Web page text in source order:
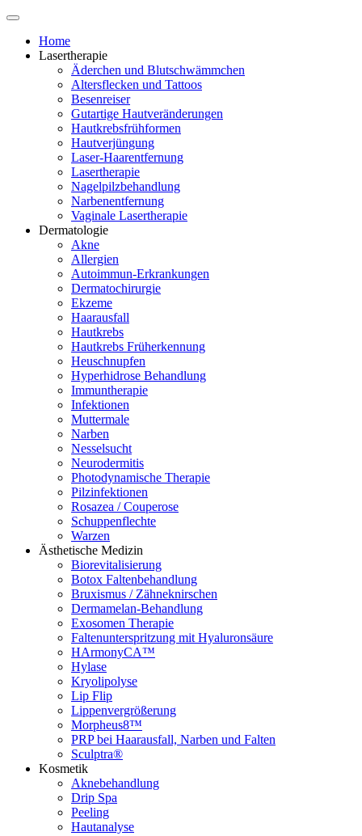
Home
Lasertherapie
Äderchen und Blutschwämmchen
Altersflecken und Tattoos
Besenreiser
Gutartige Hautveränderungen
Hautkrebsfrühformen
Hautverjüngung
Laser-Haarentfernung
Lasertherapie
Nagelpilzbehandlung
Narbenentfernung
Vaginale Lasertherapie
Dermatologie
Akne
Allergien
Autoimmun-Erkrankungen
Dermatochirurgie
Ekzeme
Haarausfall
Hautkrebs
Hautkrebs Früherkennung
Heuschnupfen
Hyperhidrose Behandlung
Immuntherapie
Infektionen
Muttermale
Narben
Nesselsucht
Neurodermitis
Photodynamische Therapie
Pilzinfektionen
Rosazea / Couperose
Schuppenflechte
Warzen
Ästhetische Medizin
Biorevitalisierung
Botox Faltenbehandlung
Bruxismus / Zähneknirschen
Dermamelan-Behandlung
Exosomen Therapie
Faltenunterspritzung mit Hyaluronsäure
HArmonyCA™
Hylase
Kryolipolyse
Lip Flip
Lippenvergrößerung
Morpheus8™
PRP bei Haarausfall, Narben und Falten
Sculptra®
Kosmetik
Aknebehandlung
Drip Spa
Peeling
Hautanalyse